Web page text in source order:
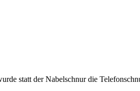
statt der Nabelschnur die